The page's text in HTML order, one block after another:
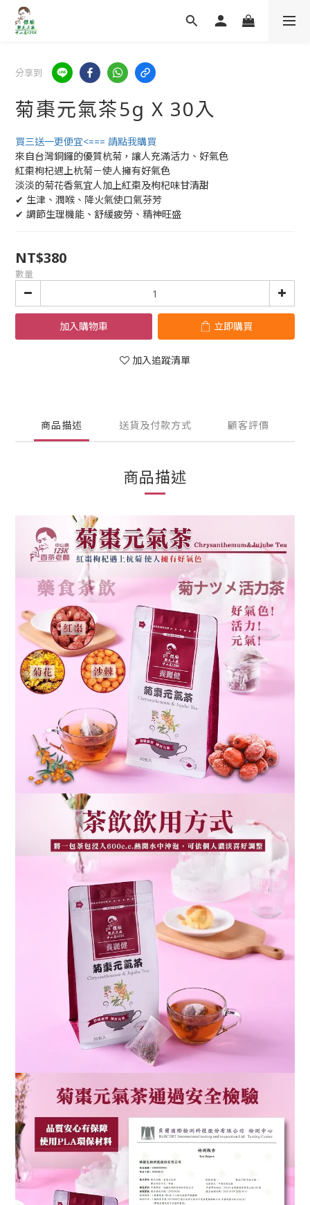
分享到
菊棗元氣茶5g X 30入
買三送一更便宜<=== 請點我購買
來自台灣銅鑼的優質杭菊，讓人充滿活力、好氣色
紅棗枸杞遇上杭菊－使人擁有好氣色
淡淡的菊花香氣宜人加上紅棗及枸杞味甘清甜
✔ 生津、潤喉、降火氣使口氣芬芳
✔ 調節生理機能、舒緩疲勞、精神旺盛
NT$380
數量
加入購物車 立即購買
加入追蹤清單
商品描述 送貨及付款方式 顧客評價
商品描述